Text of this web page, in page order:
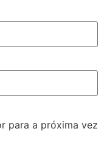
para a próxima vez